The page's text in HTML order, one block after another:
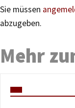
Sie müssen
abzugeben.
Mehr